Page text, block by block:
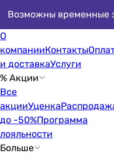
Возможны временные
О
компанииКонтакты
и доставкаУслуги
% Акции
Все
акцииУценка
до -50%Программа
лояльности
Больше